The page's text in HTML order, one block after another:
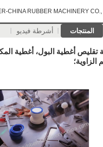
CHINA RUBBER MACHINERY CO.,
المنتجات أشرطة فيديو
تقليص أغطية البول، أغطية